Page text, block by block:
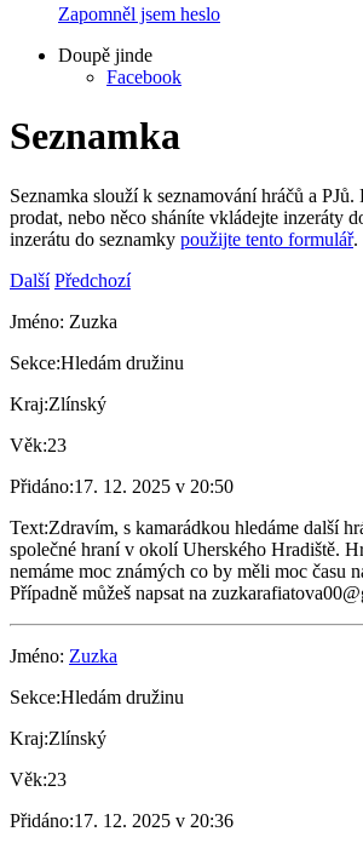
Zapomněl jsem heslo
Doupě jinde
Facebook
Seznamka
Seznamka slouží k seznamování hráčů a PJů.
prodat, nebo něco sháníte vkládejte inzeráty
inzerátu do seznamky použijte tento formulář.
Další Předchozí
Jméno: Zuzka
Sekce:Hledám družinu
Kraj:Zlínský
Věk:23
Přidáno:17. 12. 2025 v 20:50
Text:Zdravím, s kamarádkou hledáme další
společné hraní v okolí Uherského Hradiště.
nemáme moc známých co by měli moc času
Případně můžeš napsat na
Jméno: Zuzka
Sekce:Hledám družinu
Kraj:Zlínský
Věk:23
Přidáno:17. 12. 2025 v 20:36